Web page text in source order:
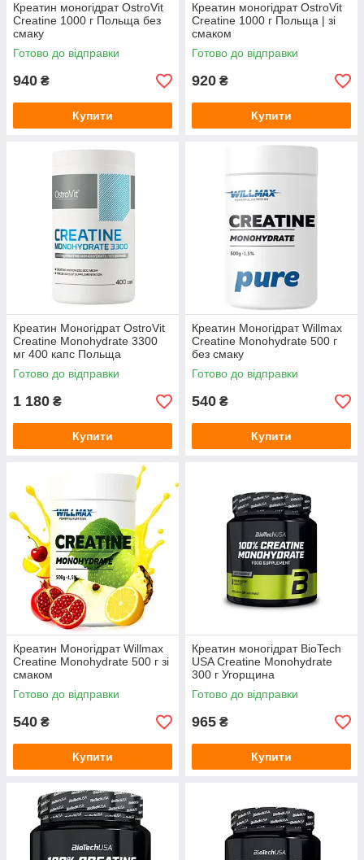
Креатин моногідрат OstroVit
Creatine 1000 г Польща без
смаку
Готово до відправки
940 ₴
Купити
Креатин моногідрат OstroVit
Creatine 1000 г Польща | зі
смаком
Готово до відправки
920 ₴
Купити
Креатин Моногідрат OstroVit
Creatine Monohydrate 3300
мг 400 капс Польща
Готово до відправки
1 180 ₴
Купити
Креатин Моногідрат Willmax
Creatine Monohydrate 500 г
без смаку
Готово до відправки
540 ₴
Купити
Креатин Моногідрат Willmax
Creatine Monohydrate 500 г зі
смаком
Готово до відправки
540 ₴
Купити
Креатин моногідрат BioTech
USA Creatine Monohydrate
300 г Угорщина
Готово до відправки
965 ₴
Купити